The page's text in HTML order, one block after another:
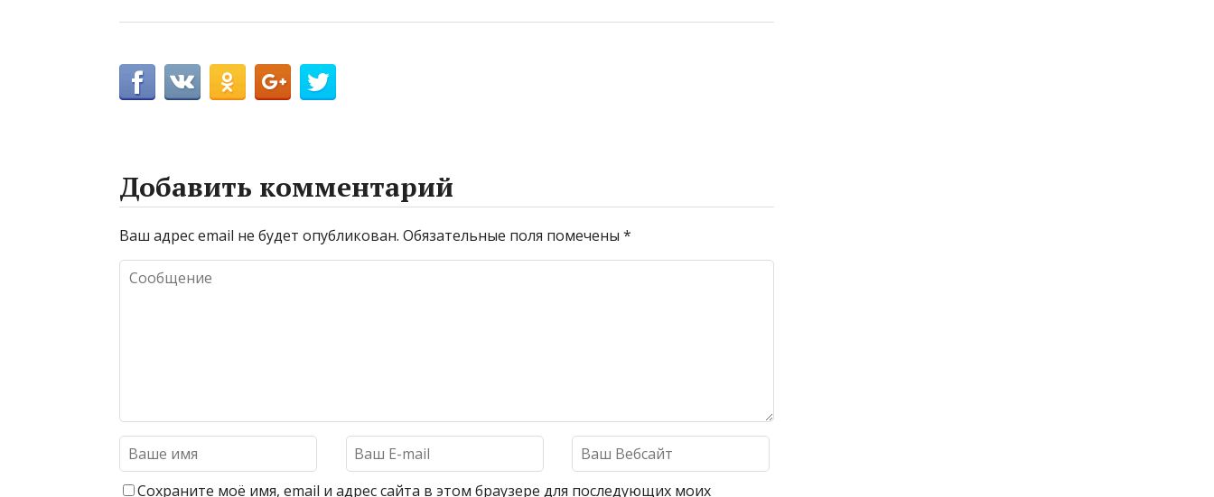
Добавить комментарий
Ваш адрес email не будет опубликован. Обязательные поля помечены *
Сохраните моё имя, email и адрес сайта в этом браузере для последующих моих